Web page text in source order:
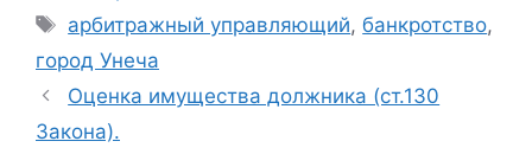
Метки
арбитражный управляющий,банкротство,
город Унеча
Оценка имущества должника (ст.130
Закона).